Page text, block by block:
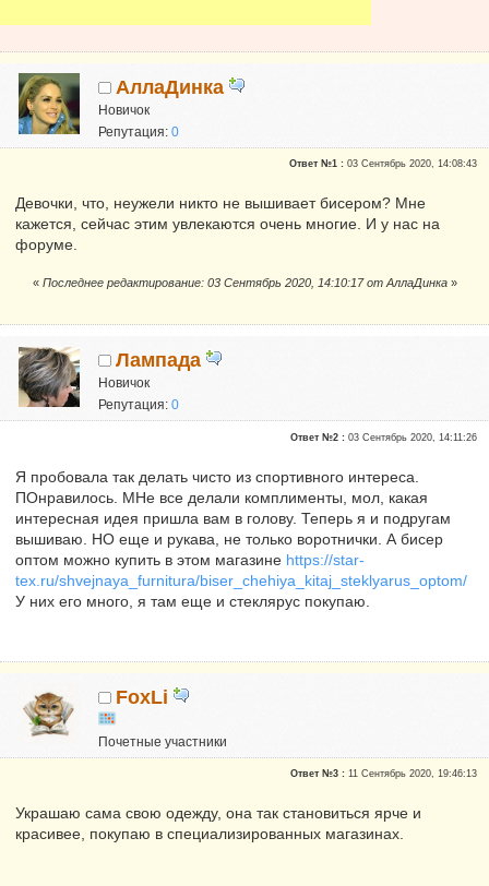
АллаДинка
Новичок
Репутация:0
Ответ №1 :03 Сентябрь 2020, 14:08:43
Девочки, что, неужели никто не вышивает бисером? Мне
кажется, сейчас этим увлекаются очень многие. И у нас на
форуме.
« Последнее редактирование: 03 Сентябрь 2020, 14:10:17 от АллаДинка»
Лампада
Новичок
Репутация:0
Ответ №2 :03 Сентябрь 2020, 14:11:26
Я пробовала так делать чисто из спортивного интереса.
ПОнравилось. МНе все делали комплименты, мол, какая
интересная идея пришла вам в голову. Теперь я и подругам
вышиваю. НО еще и рукава, не только воротнички. А бисер
оптом можно купить в этом магазине https://star-
tex.ru/shvejnaya_furnitura/biser_chehiya_kitaj_steklyarus_optom/
У них его много, я там еще и стеклярус покупаю.
FoxLi
Почетные участники
Репутация:0
Ответ №3 :11 Сентябрь 2020, 19:46:13
Украшаю сама свою одежду, она так становиться ярче и
красивее, покупаю в специализированных магазинах.